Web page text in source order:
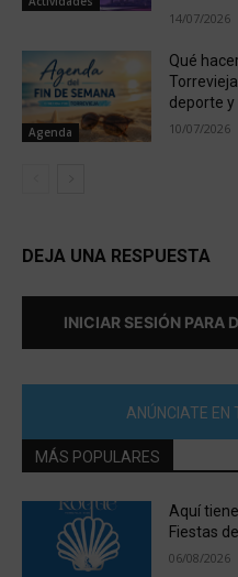
14/07/2026
Agenda
Qué
deporte
10/07/2026
DEJA UNA RESPUESTA
INICIAR SESIÓN PARA
ANÚNCIATE EN
MÁS POPULARES
Aquí
Fiestas
06/08/2026